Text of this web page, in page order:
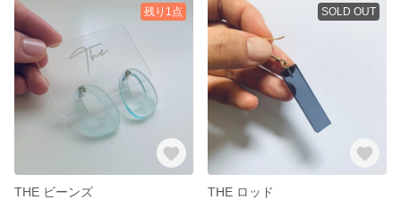
残り1点
THE ビーンズ
SOLD OUT
THE ロッド